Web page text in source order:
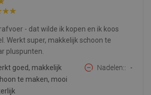
- dat wilde ik kopen en ik koos
Werkt super, makkelijk schoon te
pluspunten.
goed, makkelijk
te maken, mooi
Nadelen: -